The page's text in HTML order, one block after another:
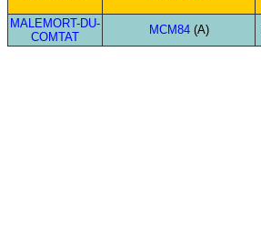
MALEMORT-DU-
COMTAT
MCM84(A)